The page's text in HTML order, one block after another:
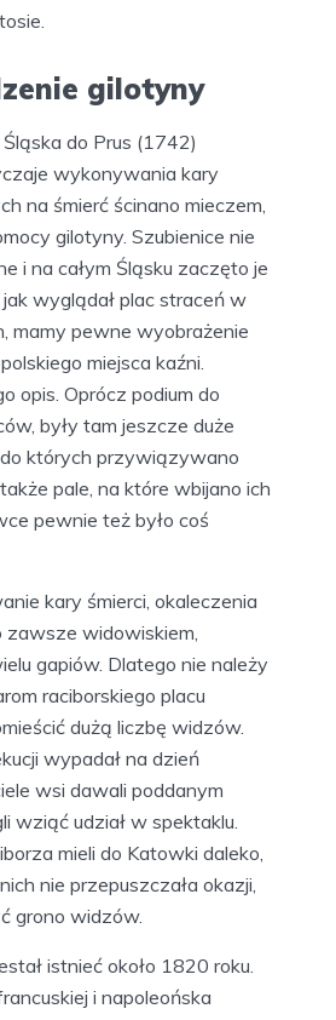
skazańca kosztowało i
cielesnej i wypuszczano
wykonywano na
Po powstaniu placu straceń
miasto. Na placu musiała
i podium, na którym
ścięcia lub okaleczenia.
się przekazy jak
i czy była na nim także
tak jak w innych
sądowych, np. w Opolu.
placu było zmieniane
Na placu palono także
do Prus (1742)
wykonywania kary
na śmierć ścinano mieczem,
gilotyny. Szubienice nie
i na całym Śląsku zaczęto je
wyglądał plac straceń w
mamy pewne wyobrażenie
miejsca kaźni.
opis. Oprócz podium do
były tam jeszcze duże
pale, na które wbijano ich
pewnie też było coś